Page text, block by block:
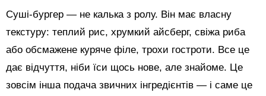
Суші-бургер — не калька з ролу. Він має власну
текстуру: теплий рис, хрумкий айсберг, свіжа риба
або обсмажене куряче філе, трохи гостроти. Все це
дає відчуття, ніби їси щось нове, але знайоме. Це
зовсім інша подача звичних інгредієнтів — і саме це